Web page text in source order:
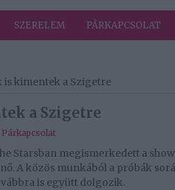
SZERELEM PÁRKAPCSOLAT
is kimentek a Szigetre
a Szigetre
Párkapcsolat
Starsban megismerkedett a
A közös munkából a próbák
is együtt dolgozik.